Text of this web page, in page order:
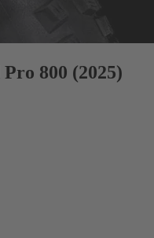
800 (2025)